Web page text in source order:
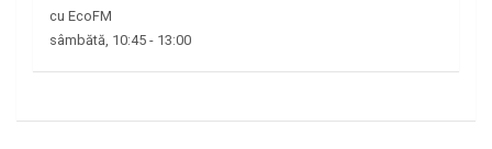
cu EcoFM
sâmbătă, 10:45 - 13:00